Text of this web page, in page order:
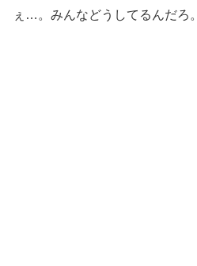
ぇ…。みんなどうしてるんだろ。